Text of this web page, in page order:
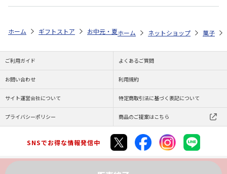
ホーム ギフトストア お中元・夏ギフト特集 2026 ゆうゆうギフト
ホーム ネットショップ 菓子
ご利用ガイド よくあるご質問
お問い合わせ 利用規約
サイト運営会社について 特定商取引法に基づく表記について
プライバシーポリシー 商品のご提案はこちら
SNSでお得な情報発信中